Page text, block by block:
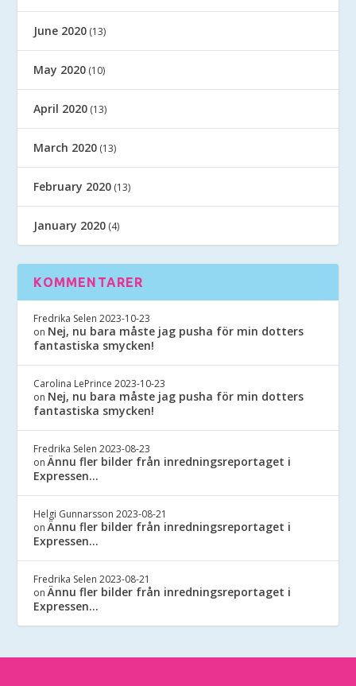
June 2020 (13)
May 2020 (10)
April 2020 (13)
March 2020 (13)
February 2020 (13)
January 2020 (4)
KOMMENTARER
Fredrika Selen 2023-10-23
on Nej, nu bara måste jag pusha för min dotters
fantastiska smycken!
Carolina LePrince 2023-10-23
on Nej, nu bara måste jag pusha för min dotters
fantastiska smycken!
Fredrika Selen 2023-08-23
onÄnnu fler bilder från inredningsreportaget i
Expressen…
Helgi Gunnarsson 2023-08-21
onÄnnu fler bilder från inredningsreportaget i
Expressen…
Fredrika Selen 2023-08-21
onÄnnu fler bilder från inredningsreportaget i
Expressen…